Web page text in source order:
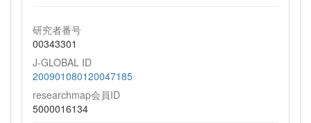
研究者番号
00343301
J-GLOBAL ID
200901080120047185
researchmap会員ID
5000016134